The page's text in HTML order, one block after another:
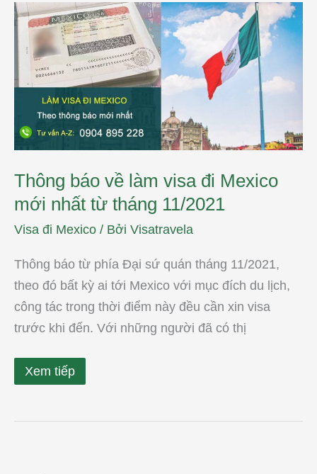
Thông báo về làm visa đi Mexico
mới nhất từ tháng 11/2021
Visa đi Mexico / Bởi Visatravela
Thông báo từ phía Đại sứ quán tháng 11/2021,
theo đó bất kỳ ai tới Mexico với mục đích du lịch,
công tác trong thời điểm này đều cần xin visa
trước khi đến. Với những người đã có thị
Thông
báo
về
làm
visa
Mexico
mới
nhất
từ
tháng
11/2021
Xem tiếp